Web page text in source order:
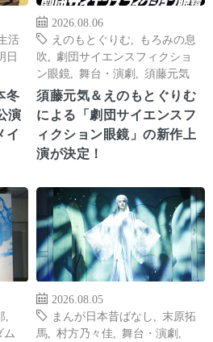
活
日
冬
演
イ
2026.08.06
えのもとぐりむ
もろみの息
吹
劇団サイエンスフィクショ
ン眼鏡
舞台・演劇 須藤元気
須藤元気＆えのもとぐりむ
による「劇団サイエンスフ
ィクション眼鏡」の新作上
演が決定！
ム
2026.08.05
まんが日本昔ばなし
末原拓
馬
村方乃々佳 舞台・演劇